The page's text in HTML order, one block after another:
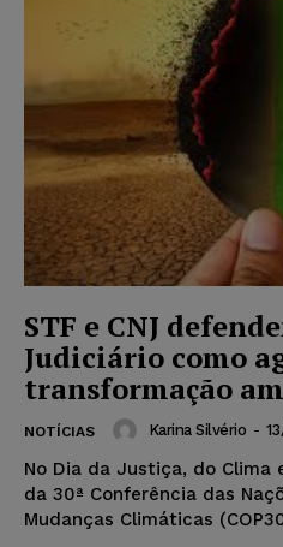
STF e CNJ
Judiciário como
transformação
NOTÍCIAS Karina Silvério -
No Dia da Justiça, do Clima
da 30ª Conferência das
Mudanças Climáticas